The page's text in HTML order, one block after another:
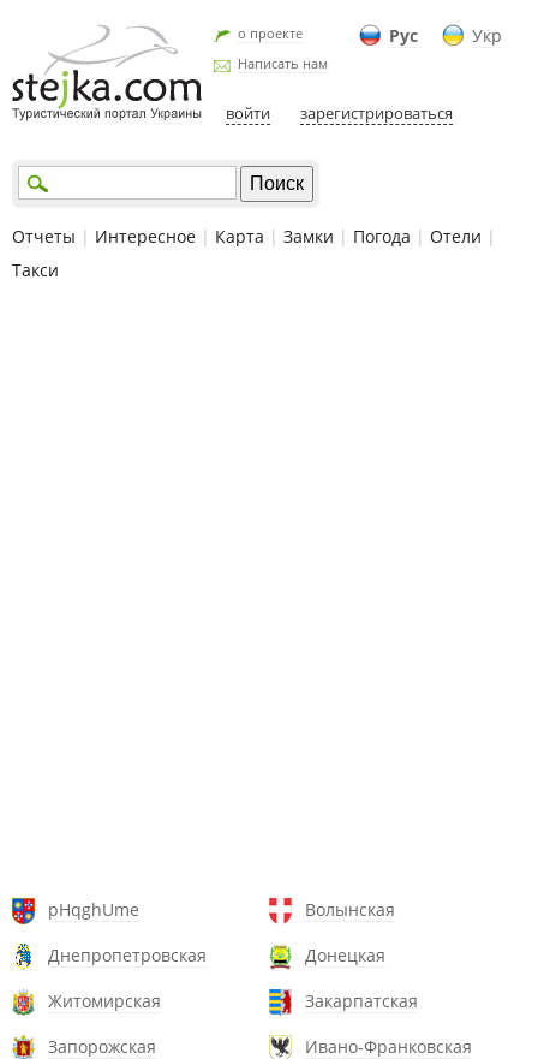
Рус Укр
о проекте
Написать нам
войти зарегистрироваться
Отчеты | Интересное | Карта | Замки | Погода | Отели |
Такси
pHqghUme
Волынская
Днепропетровская
Донецкая
Житомирская
Закарпатская
Запорожская
Ивано-Франковская